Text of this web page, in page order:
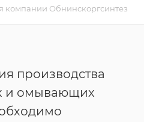
компании Обнинскоргсинтез
производства
и омывающих